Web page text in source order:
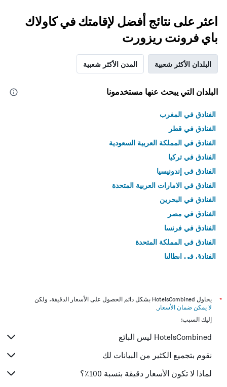
اعثر على نتائج أفضل لإقامتك في كاولاك
باي فرونت ريزورت
البلدان الأكثر شعبية المدن الأكثر شعبية
البلدان التي يبحث عنها مستخدمونا
الفنادق في المغرب
الفنادق في قطر
الفنادق في المملكة العربية السعودية
الفنادق في تركيا
الفنادق في إندونيسيا
الفنادق في الامارات العربية المتحدة
الفنادق في البحرين
الفنادق في مصر
الفنادق في فرنسا
الفنادق في المملكة المتحدة
الفنادق في إيطاليا
*
يحاول HotelsCombined بشكل دائم الحصول على الأسعار الدقيقة، ولكن
لا يمكن ضمان الأسعار .
إليك السبب:
HotelsCombined ليس البائع
نقوم بتجميع الكثير من البيانات لك
لماذا لا تكون الأسعار دقيقة بنسبة 100٪؟